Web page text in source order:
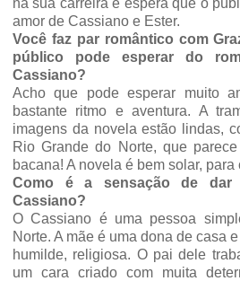
amor de Cassiano e Ester.
Você faz par romântico com
público pode esperar do
Cassiano?
Acho que pode esperar muito
bastante ritmo e aventura. A
imagens da novela estão lindas,
Rio Grande do Norte, que
bacana! A novela é bem solar, para
Como é a sensação de dar
Cassiano?
O Cassiano é uma pessoa
Norte. A mãe é uma dona de casa
humilde, religiosa. O pai dele
um cara criado com muita